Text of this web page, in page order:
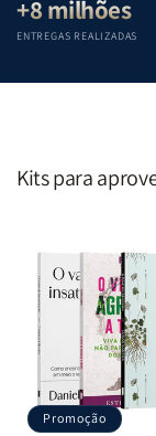
+8 milhões
ENTREGAS REALIZADAS
Kits para
Promoção